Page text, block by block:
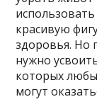
красивую
здоровья. Но
нужно
которых
могут